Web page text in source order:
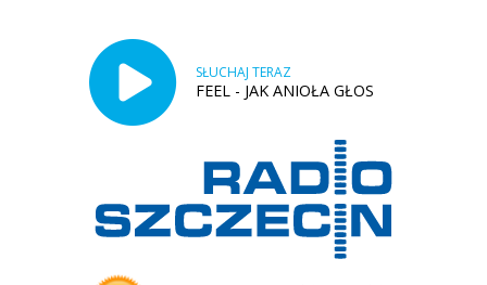
SŁUCHAJ TERAZ
FEEL - JAK ANIOŁA GŁOS